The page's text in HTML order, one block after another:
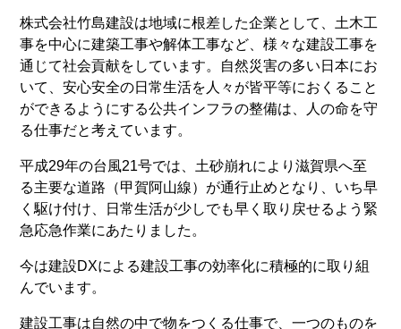
株式会社竹島建設は地域に根差した企業として、土木工
事を中心に建築工事や解体工事など、様々な建設工事を
通じて社会貢献をしています。自然災害の多い日本にお
いて、安心安全の日常生活を人々が皆平等におくること
ができるようにする公共インフラの整備は、人の命を守
る仕事だと考えています。
平成29年の台風21号では、土砂崩れにより滋賀県へ至
る主要な道路（甲賀阿山線）が通行止めとなり、いち早
く駆け付け、日常生活が少しでも早く取り戻せるよう緊
急応急作業にあたりました。
今は建設DXによる建設工事の効率化に積極的に取り組
んでいます。
建設工事は自然の中で物をつくる仕事で、一つのものを